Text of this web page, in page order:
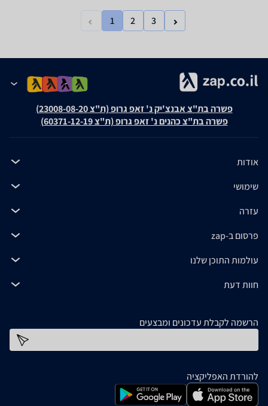
1 2 3
פשרה בת"צ אבנצ'יק נ' זאפ גרופ (ת"צ 23008-08-20)
פשרה בת"צ כהנים נ' זאפ גרופ (ת"צ 60371-12-19)
אודות
שימושי
עזרה
פרסום ב-zap
עולמות התוכן שלנו
חוות דעת
הרשמה לקבלת עדכונים ומבצעים
להורדת האפליקציה